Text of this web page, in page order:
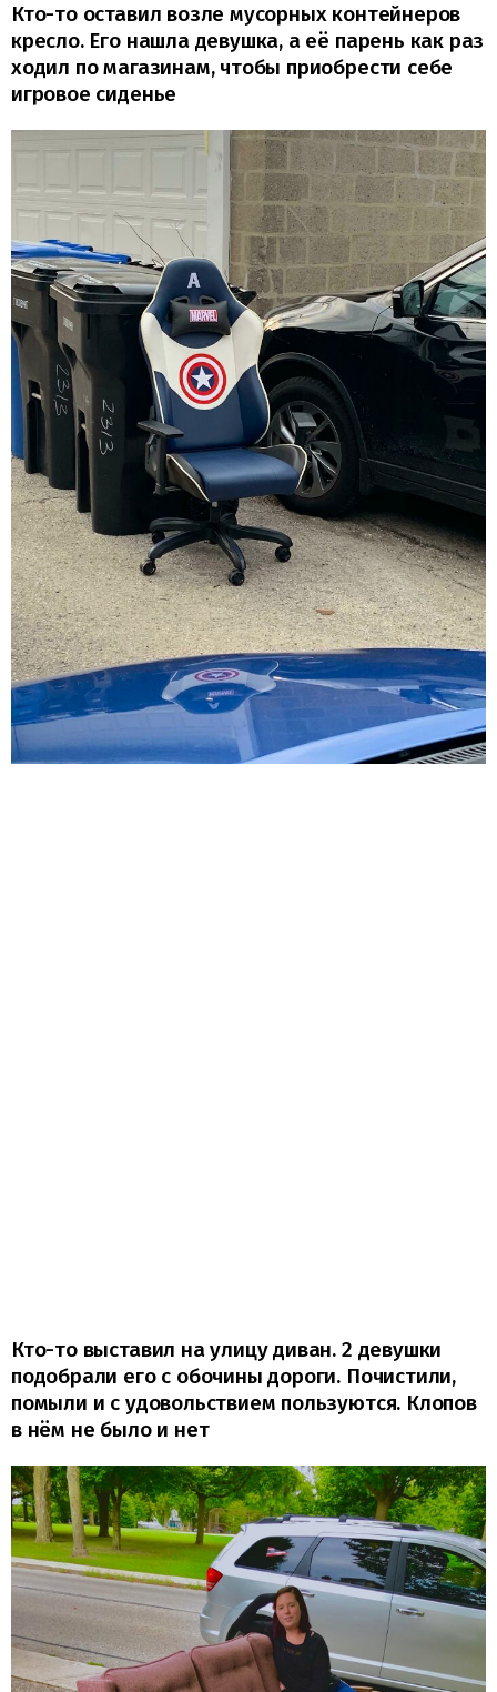
Кто-то оставил возле мусорных контейнеров
кресло. Его нашла девушка, а её парень как раз
ходил по магазинам, чтобы приобрести себе
игровое сиденье
Кто-то выставил на улицу диван. 2 девушки
подобрали его с обочины дороги. Почистили,
помыли и с удовольствием пользуются. Клопов
в нём не было и нет